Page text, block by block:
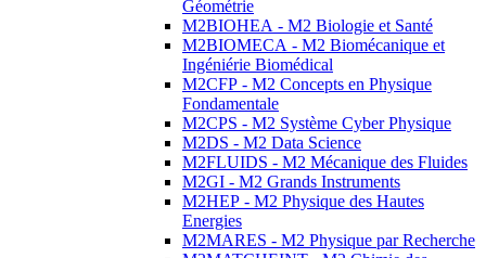
Géométrie
M2BIOHEA - M2 Biologie et Santé
M2BIOMECA - M2 Biomécanique et
Ingéniérie Biomédical
M2CFP - M2 Concepts en Physique
Fondamentale
M2CPS - M2 Système Cyber Physique
M2DS - M2 Data Science
M2FLUIDS - M2 Mécanique des Fluides
M2GI - M2 Grands Instruments
M2HEP - M2 Physique des Hautes
Energies
M2MARES - M2 Physique par Recherche